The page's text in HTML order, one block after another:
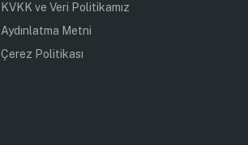
KVKK ve Veri Politikamız
Aydınlatma Metni
Çerez Politikası